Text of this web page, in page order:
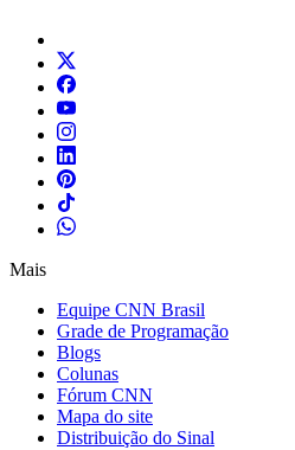
Mais
Equipe CNN Brasil
Grade de Programação
Blogs
Colunas
Fórum CNN
Mapa do site
Distribuição do Sinal